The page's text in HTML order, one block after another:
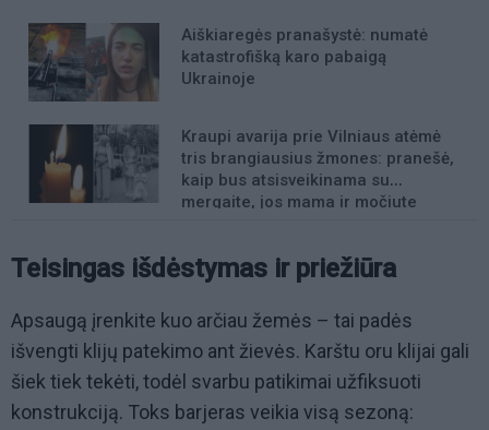
Aiškiaregės pranašystė: numatė
katastrofišką karo pabaigą
Ukrainoje
Kraupi avarija prie Vilniaus atėmė
tris brangiausius žmones: pranešė,
kaip bus atsisveikinama su
mergaite, jos mama ir močiute
Teisingas išdėstymas ir priežiūra
Apsaugą įrenkite kuo arčiau žemės – tai padės
išvengti klijų patekimo ant žievės. Karštu oru klijai gali
šiek tiek tekėti, todėl svarbu patikimai užfiksuoti
konstrukciją. Toks barjeras veikia visą sezoną: